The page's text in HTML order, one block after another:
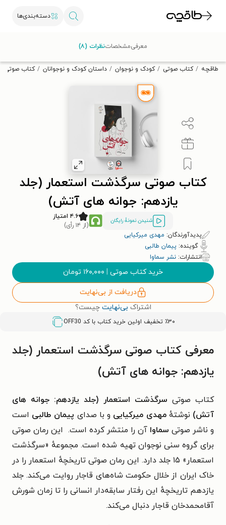
دسته‌بندی‌ها
تخفیف از طاقچه دریافت کن.
طاقچه کتاب صوتی کودک و نوجوان داستان کودک و نوجوانان کتاب صوتی
کتاب صوتی سرگذشت استعمار (جلد
یازدهم: جوانه های آتش)
شنیدن نمونۀ رایگان
۴.۶ امتیاز
(از ۱۴ رأی)
پدیدآورندگان: مهدی میرکیایی
گوینده: پیمان طالبی
انتشارات: نشر سماوا
خرید کتاب صوتی | ۱۶۰,۰۰۰ تومان
دریافت از بی‌نهایت
اشتراک بی‌نهایت چیست؟
٪۳۰ تخفیف اولین خرید کتاب با کد OFF30
معرفیمشخصاتنظرات (۸)
معرفی کتاب صوتی سرگذشت استعمار (جلد
یازدهم: جوانه های آتش)
کتاب صوتی سرگذشت استعمار (جلد یازدهم: جوانه های
آتش) نوشتهٔمهدی میرکیایی و با صدای پیمان طالبی است
و ناشر صوتی سماوا آن را منتشر کرده است. این رمان صوتی
برای گروه سنی نوجوان تهیه شده است. مجموعهٔ «سرگذشت
استعمار» ۱۵ جلد دارد. این رمان صوتی تاریخچه‌ٔ استعمار را در
خاک ایران از خلال حکومت شاه‌های قاجار روایت می‌کند. جلد
یازدهم تاریخچه‌ٔ این رفتار سابقه‌دار انسانی را تا زمان شورش
آقامحمدخان قاجار دنبال می‌کند.